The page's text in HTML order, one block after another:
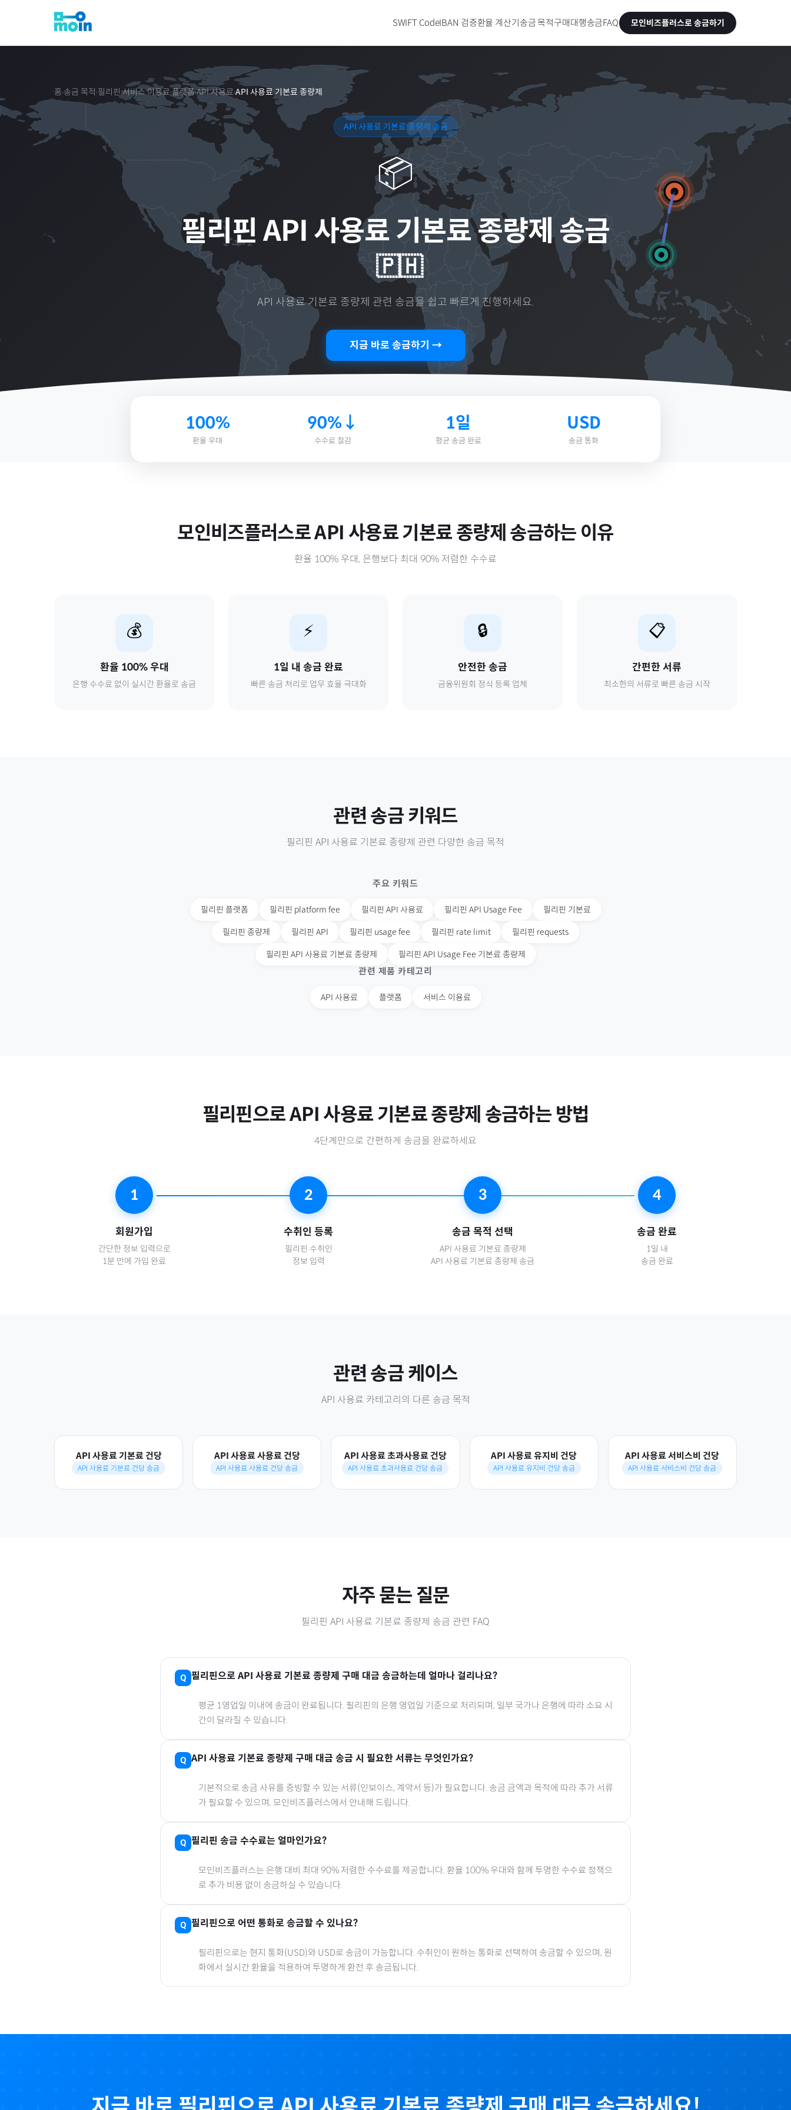
SWIFT CodeIBAN 검증환율 계산기송금 목적구매대행송금FAQ 모인비즈플러스로 송금하기
홈›송금 목적 ›필리핀›서비스 이용료›플랫폼›API 사용료›API 사용료 기본료 종량제
API 사용료 기본료 종량제 송금
📦
필리핀 API 사용료 기본료 종량제 송금
🇵🇭
API 사용료 기본료 종량제 관련 송금을 쉽고 빠르게 진행하세요.
지금 바로 송금하기 →
100%
환율 우대
90%↓
수수료 절감
1일
평균 송금 완료
USD
송금 통화
모인비즈플러스로API 사용료 기본료 종량제 송금하는 이유
환율 100% 우대, 은행보다 최대 90% 저렴한 수수료
💰
환율 100% 우대
은행 수수료 없이 실시간 환율로 송금
⚡
1일 내 송금 완료
빠른 송금 처리로 업무 효율 극대화
🔒
안전한 송금
금융위원회 정식 등록 업체
📋
간편한 서류
최소한의 서류로 빠른 송금 시작
관련 송금 키워드
필리핀 API 사용료 기본료 종량제 관련 다양한 송금 목적
주요 키워드
필리핀 플랫폼 필리핀 platform fee 필리핀 API 사용료 필리핀 API Usage Fee 필리핀 기본료
필리핀 종량제 필리핀 API 필리핀 usage fee 필리핀 rate limit 필리핀 requests
필리핀 API 사용료 기본료 종량제 필리핀 API Usage Fee 기본료 종량제
관련 제품 카테고리
API 사용료 플랫폼 서비스 이용료
필리핀으로API 사용료 기본료 종량제 송금하는 방법
4단계만으로 간편하게 송금을 완료하세요
1
회원가입
간단한 정보 입력으로
1분 만에 가입 완료
2
수취인 등록
필리핀 수취인
정보 입력
3
송금 목적 선택
API 사용료 기본료 종량제
API 사용료 기본료 종량제 송금
4
송금 완료
1일 내
송금 완료
관련 송금 케이스
API 사용료 카테고리의 다른 송금 목적
API 사용료 기본료 건당
API 사용료 기본료 건당 송금
API 사용료 사용료 건당
API 사용료 사용료 건당 송금
API 사용료 초과사용료 건당
API 사용료 초과사용료 건당 송금
API 사용료 유지비 건당
API 사용료 유지비 건당 송금
API 사용료 서비스비 건당
API 사용료 서비스비 건당 송금
자주 묻는 질문
필리핀 API 사용료 기본료 종량제 송금 관련 FAQ
필리핀으로 API 사용료 기본료 종량제 구매 대금 송금하는데 얼마나 걸리나요?
평균 1영업일 이내에 송금이 완료됩니다. 필리핀의 은행 영업일 기준으로 처리되며, 일부 국가나 은행에 따라 소요 시
간이 달라질 수 있습니다.
API 사용료 기본료 종량제 구매 대금 송금 시 필요한 서류는 무엇인가요?
기본적으로 송금 사유를 증빙할 수 있는 서류(인보이스, 계약서 등)가 필요합니다. 송금 금액과 목적에 따라 추가 서류
가 필요할 수 있으며, 모인비즈플러스에서 안내해 드립니다.
필리핀 송금 수수료는 얼마인가요?
모인비즈플러스는 은행 대비 최대 90% 저렴한 수수료를 제공합니다. 환율 100% 우대와 함께 투명한 수수료 정책으
로 추가 비용 없이 송금하실 수 있습니다.
필리핀으로 어떤 통화로 송금할 수 있나요?
필리핀으로는 현지 통화(USD)와 USD로 송금이 가능합니다. 수취인이 원하는 통화로 선택하여 송금할 수 있으며, 원
화에서 실시간 환율을 적용하여 투명하게 환전 후 송금됩니다.